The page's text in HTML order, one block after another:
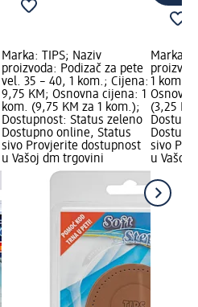
Marka: TIPS; Naziv
proizvoda: Podizač za pete
vel. 35 – 40, 1 kom.; Cijena:
9,75 KM; Osnovna cijena: 1
kom. (9,75 KM za 1 kom.);
Dostupnost: Status zeleno
Dostupno online, Status
sivo Provjerite dostupnost
u Vašoj dm trgovini
Marka:
1 kom.;
(3,25
sivo
u Vašoj